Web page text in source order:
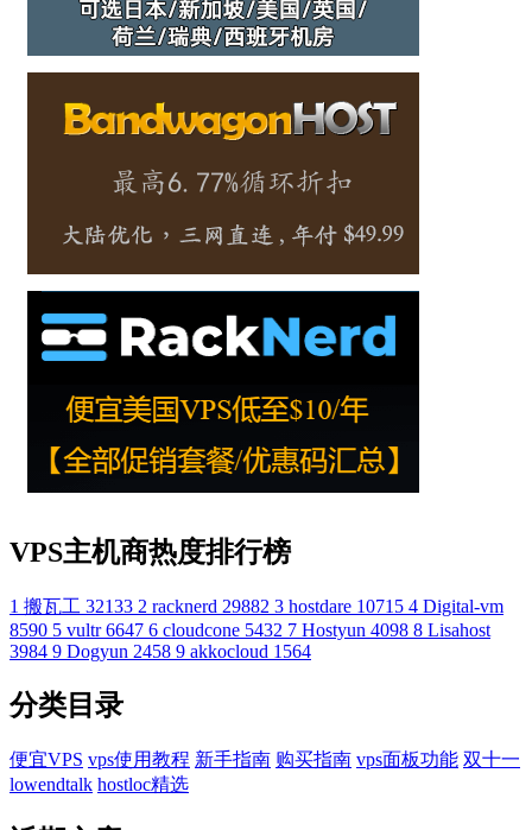
VPS主机商热度排行榜
1 搬瓦工 32133 2 racknerd 29882 3 hostdare 10715 4 Digital-vm
8590 5 vultr 6647 6 cloudcone 5432 7 Hostyun 4098 8 Lisahost
3984 9 Dogyun 2458 9 akkocloud 1564
分类目录
便宜VPS vps使用教程 新手指南 购买指南 vps面板功能 双十一
lowendtalk hostloc精选